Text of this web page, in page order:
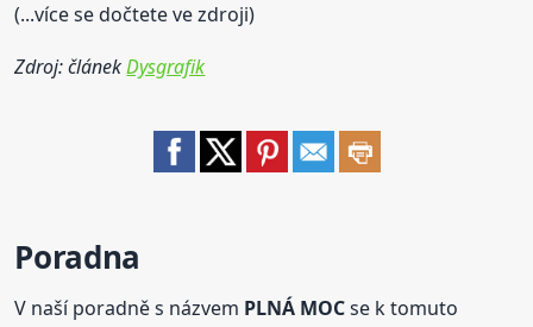
(...více se dočtete ve zdroji)
Zdroj: článekDysgrafik
Poradna
V naší poradně s názvem PLNÁ MOCse k tomuto